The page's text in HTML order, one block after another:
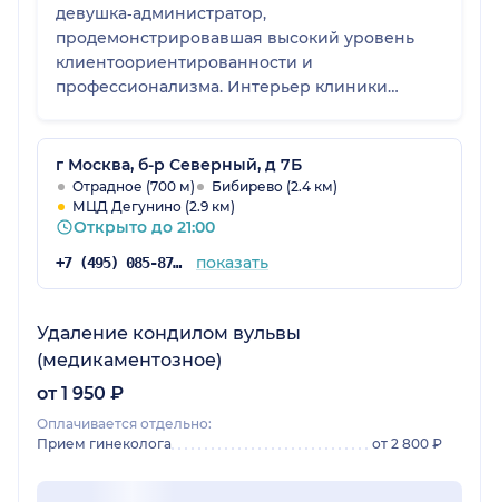
девушка‑администратор,
продемонстрировавшая высокий уровень
клиентоориентированности и
профессионализма. Интерьер клиники
способствует созданию расслабляющей
атмосферы. Пространство организовано
грамотно: помещение просторное, с
продуманной планировкой.
г Москва, б-р Северный, д 7Б
Отрадное (700 м)
Бибирево (2.4 км)
МЦД Дегунино (2.9 км)
Открыто до 21:00
+7 (495) 085-87-25 показать
Удаление кондилом вульвы
(медикаментозное)
от 1 950 ₽
Оплачивается отдельно:
Прием гинеколога
от 2 800 ₽